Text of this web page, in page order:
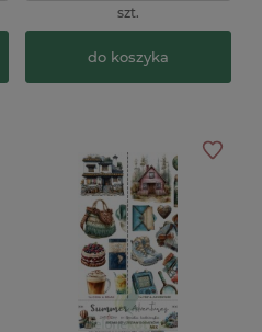
szt.
do koszyka